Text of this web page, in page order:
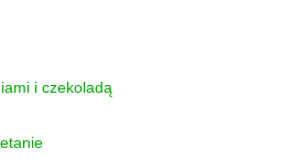
i czekoladą